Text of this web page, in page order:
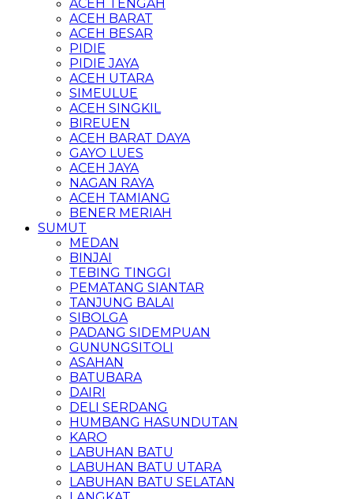
ACEH TENGAH
ACEH BARAT
ACEH BESAR
PIDIE
PIDIE JAYA
ACEH UTARA
SIMEULUE
ACEH SINGKIL
BIREUEN
ACEH BARAT DAYA
GAYO LUES
ACEH JAYA
NAGAN RAYA
ACEH TAMIANG
BENER MERIAH
SUMUT
MEDAN
BINJAI
TEBING TINGGI
PEMATANG SIANTAR
TANJUNG BALAI
SIBOLGA
PADANG SIDEMPUAN
GUNUNGSITOLI
ASAHAN
BATUBARA
DAIRI
DELI SERDANG
HUMBANG HASUNDUTAN
KARO
LABUHAN BATU
LABUHAN BATU UTARA
LABUHAN BATU SELATAN